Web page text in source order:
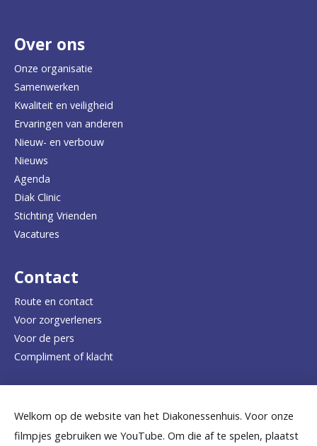
Welkom op de website van het Diakonessenhuis. Voor onze
filmpjes gebruiken we YouTube. Om die af te spelen, plaatst
t
e
r
u
g
n
a
a
d
e
h
o
p
Over ons
Onze organisatie
Samenwerken
Kwaliteit en veiligheid
Ervaringen van anderen
Nieuw- en verbouw
Nieuws
Agenda
Diak Clinic
Stichting Vrienden
Vacatures
Contact
Route en contact
Voor zorgverleners
Voor de pers
Compliment of klacht
Dicht bij jou